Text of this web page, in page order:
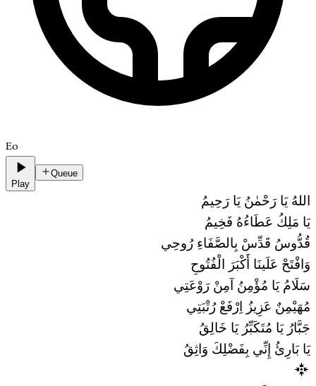
Eo
Play
Queue
اللهُ يَا رَحْمٰنُ يَا رَحِيمُ
يَا مَلِكُ عَطَاءُهُ فَخِيمُ
قُدُّوسُ قَدِّسْ بِالصَّفَاءِ رُوحِي
وَافْتَحْ عَلَينَا أَكْبَرَ الْفُتُوحِ
سَلَامُ يَا مُؤْمِنُ آمِنْ رَوْعَتِي
مُهَيْمِنٌ عَزِيزُ اِرْفَعْ رُتْبَتِي
جَبَّارُ يَا مُتَكَبِّرُ يَا خَالِقُ
يَا بَارِئُ إِنِّي بِفَضْلِكَ وَاثِقُ